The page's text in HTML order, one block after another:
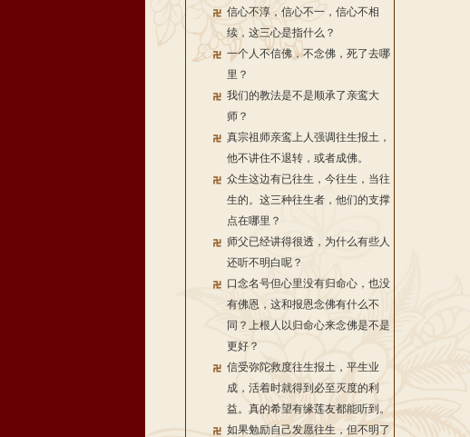
信心不淳，信心不一，信心不相
续，这三心是指什么？
一个人不信佛，不念佛，死了去哪
里？
我们的教法是不是顺承了亲鸾大
师？
真宗祖师亲鸾上人强调往生报土，
他不讲住不退转，或者成佛。
众生这边有已往生，今往生，当往
生的。这三种往生者，他们的支撑
点在哪里？
师父已经讲得很透，为什么有些人
还听不明白呢？
口念名号但心里没有归命心，也没
有佛恩，这和报恩念佛有什么不
同？上根人以归命心来念佛是不是
更好？
信受弥陀救度往生报土，平生业
成，活着时就得到必至灭度的利
益。真的希望有缘莲友都能听到。
如果勉励自己发愿往生，但不明了